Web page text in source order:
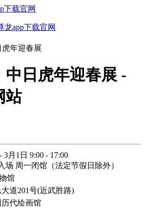
下载官网
龙app下载官网
年迎春展
中日虎年迎春展 -
站
3月1日 9:00 - 17:00
场 周一闭馆（法定节假日除外）
馆
大道201号(近武胜路)
代绘画馆